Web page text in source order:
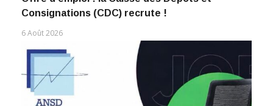
Consignations (CDC) recrute !
6 Août 2026